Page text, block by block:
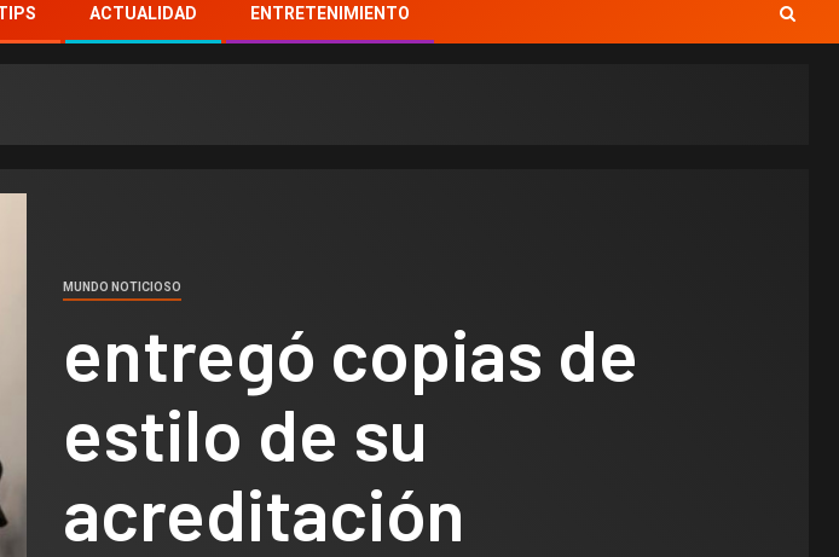
ACTUALIDAD ENTRETENIMIENTO
MUNDO NOTICIOSO
entregó copias de
estilo de su
acreditación